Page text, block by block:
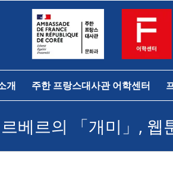
개 주한 프랑스대사관 어학센터
베르의 「개미」, 웹